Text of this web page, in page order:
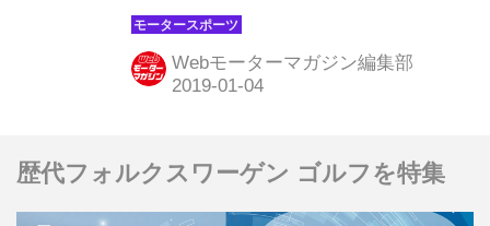
の本社2階のSTIギャラリーが2019年1
月6日、にリニューアルオープンす
る。
Webモーターマガジン編集部
歴代フォルクスワーゲン ゴルフを特集